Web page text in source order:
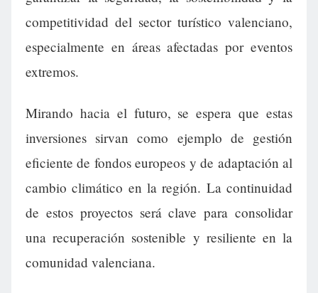
competitividad del sector turístico valenciano,
especialmente en áreas afectadas por eventos
extremos.
Mirando hacia el futuro, se espera que estas
inversiones sirvan como ejemplo de gestión
eficiente de fondos europeos y de adaptación al
cambio climático en la región. La continuidad
de estos proyectos será clave para consolidar
una recuperación sostenible y resiliente en la
comunidad valenciana.